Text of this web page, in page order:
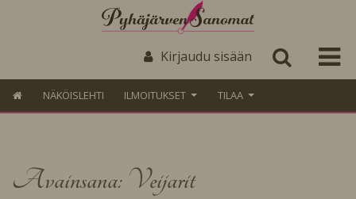
Kirjaudu sisään
NÄKÖISLEHTI ILMOITUKSET TILAA
Avainsana: Veijarit